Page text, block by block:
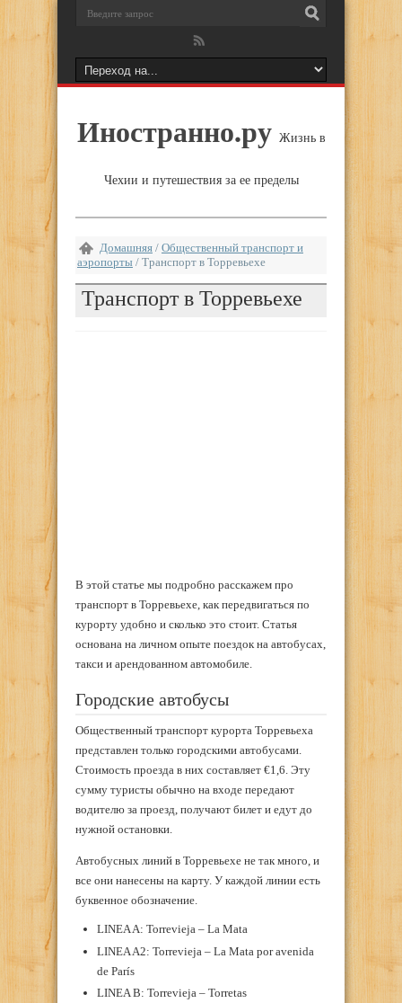
Иностранно.ру Жизнь в
Чехии и путешествия за ее пределы
Домашняя / Общественный транспорт и
аэропорты / Транспорт в Торревьехе
Транспорт в Торревьехе
В этой статье мы подробно расскажем про
транспорт в Торревьехе, как передвигаться по
курорту удобно и сколько это стоит. Статья
основана на личном опыте поездок на автобусах,
такси и арендованном автомобиле.
Городские автобусы
Общественный транспорт курорта Торревьеха
представлен только городскими автобусами.
Стоимость проезда в них составляет €1,6. Эту
сумму туристы обычно на входе передают
водителю за проезд, получают билет и едут до
нужной остановки.
Автобусных линий в Торревьехе не так много, и
все они нанесены на карту. У каждой линии есть
буквенное обозначение.
LINEA A: Torrevieja – La Mata
LINEA A2: Torrevieja – La Mata por avenida
de París
LINEA B: Torrevieja – Torretas